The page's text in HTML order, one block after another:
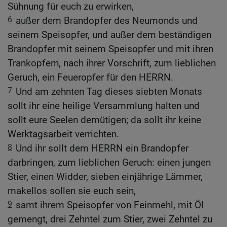
Sühnung für euch zu erwirken,
6 außer dem Brandopfer des Neumonds und
seinem Speisopfer, und außer dem beständigen
Brandopfer mit seinem Speisopfer und mit ihren
Trankopfern, nach ihrer Vorschrift, zum lieblichen
Geruch, ein Feueropfer für den HERRN.
7 Und am zehnten Tag dieses siebten Monats
sollt ihr eine heilige Versammlung halten und
sollt eure Seelen demütigen; da sollt ihr keine
Werktagsarbeit verrichten.
8 Und ihr sollt dem HERRN ein Brandopfer
darbringen, zum lieblichen Geruch: einen jungen
Stier, einen Widder, sieben einjährige Lämmer,
makellos sollen sie euch sein,
9 samt ihrem Speisopfer von Feinmehl, mit Öl
gemengt, drei Zehntel zum Stier, zwei Zehntel zu